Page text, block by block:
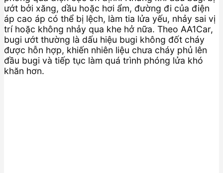
ướt bởi xăng, dầu hoặc hơi ẩm, đường đi của điện
áp cao áp có thể bị lệch, làm tia lửa yếu, nhảy sai vị
trí hoặc không nhảy qua khe hở nữa. Theo AA1Car,
bugi ướt thường là dấu hiệu bugi không đốt cháy
được hỗn hợp, khiến nhiên liệu chưa cháy phủ lên
đầu bugi và tiếp tục làm quá trình phóng lửa khó
khăn hơn.